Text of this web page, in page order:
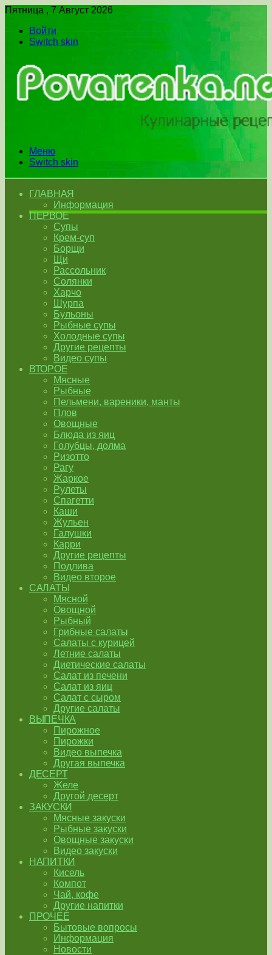
Пятница , 7 Август 2026
Войти
Switch skin
Меню
Switch skin
ГЛАВНАЯ
Информация
ПЕРВОЕ
Супы
Крем-суп
Борщи
Щи
Рассольник
Солянки
Харчо
Шурпа
Бульоны
Рыбные супы
Холодные супы
Другие рецепты
Видео супы
ВТОРОЕ
Мясные
Рыбные
Пельмени, вареники, манты
Плов
Овощные
Блюда из яиц
Голубцы, долма
Ризотто
Рагу
Жаркое
Рулеты
Спагетти
Каши
Жульен
Галушки
Карри
Другие рецепты
Подлива
Видео второе
САЛАТЫ
Мясной
Овощной
Рыбный
Грибные салаты
Салаты с курицей
Летние салаты
Диетические салаты
Салат из печени
Салат из яиц
Салат с сыром
Другие салаты
ВЫПЕЧКА
Пирожное
Пирожки
Видео выпечка
Другая выпечка
ДЕСЕРТ
Желе
Другой десерт
ЗАКУСКИ
Мясные закуски
Рыбные закуски
Овощные закуски
Видео закуски
НАПИТКИ
Кисель
Компот
Чай, кофе
Другие напитки
ПРОЧЕЕ
Бытовые вопросы
Информация
Новости